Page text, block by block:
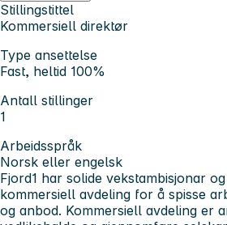
Stillingstittel
Kommersiell direktør
Type ansettelse
Fast, heltid 100%
Antall stillinger
1
Arbeidsspråk
Norsk eller engelsk
Fjord1 har solide vekstambisjonar
kommersiell avdeling for å spisse
og anbod. Kommersiell avdeling er